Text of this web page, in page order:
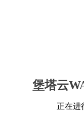
堡塔云
正在进